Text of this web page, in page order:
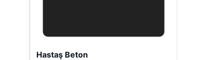
Enes Kaplan Avukatlık Bürosu